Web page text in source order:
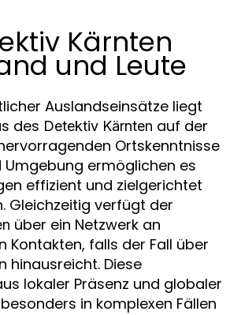
Kärnten
und Leute
Auslandseinsätze liegt
des Detektiv Kärnten auf der
Ortskenntnisse
Umgebung ermöglichen es
effizient und zielgerichtet
Gleichzeitig verfügt der
über ein Netzwerk an
Kontakten, falls der Fall über
hinausreicht. Diese
lokaler Präsenz und globaler
in komplexen Fällen